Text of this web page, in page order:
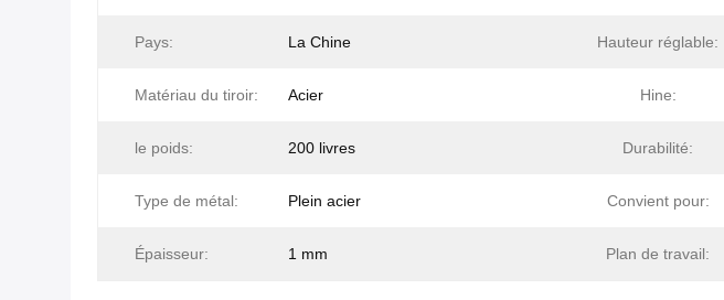
Pays: La Chine Hauteur réglable:
Matériau du tiroir: Acier Hine:
le poids: 200 livres Durabilité:
Type de métal: Plein acier Convient pour:
Épaisseur: 1 mm Plan de travail: